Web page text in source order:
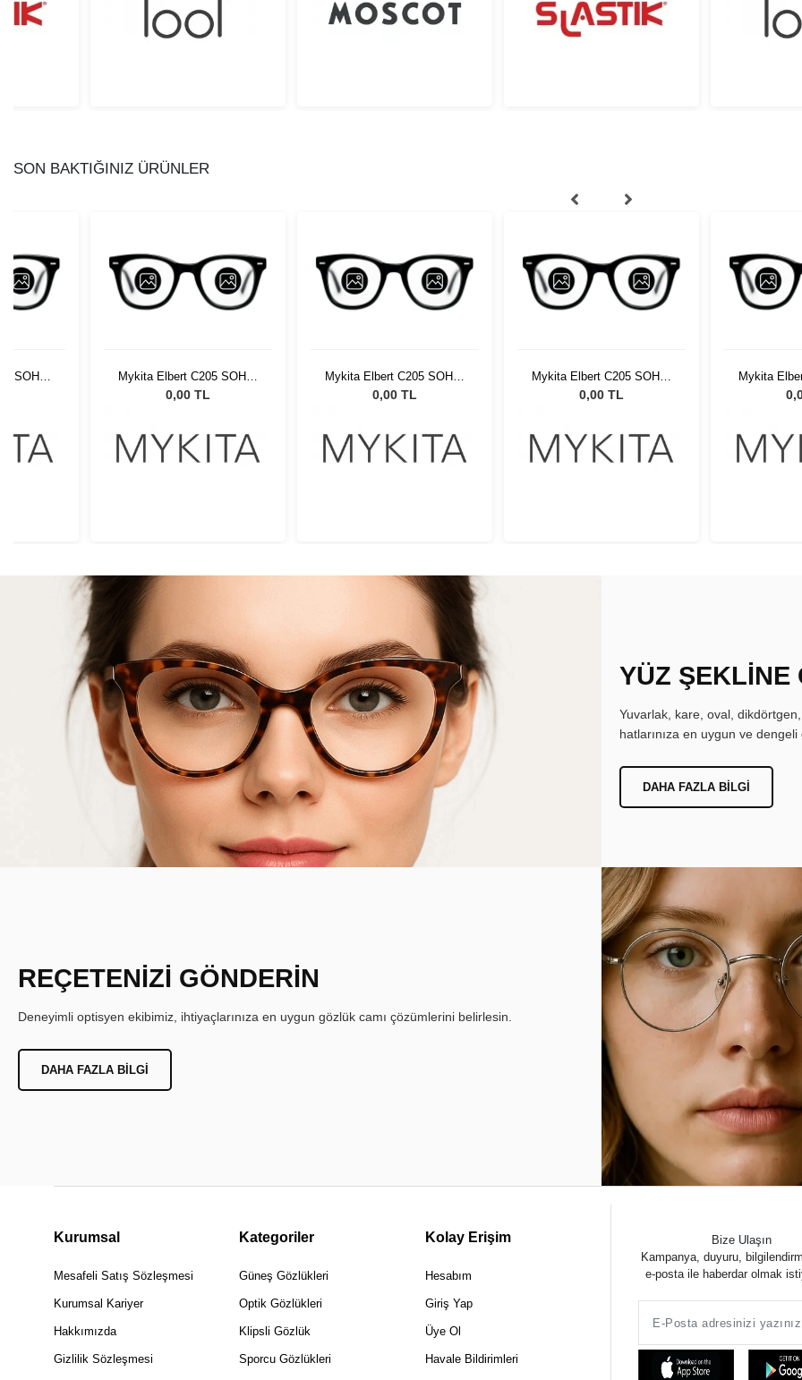
SON BAKTIĞINIZ ÜRÜNLER
SOHA-
Mykita Elbert C205 SOHA-
SGP265
0,00 TL
Mykita Elbert C205 SOHA-
SGP265
0,00 TL
Mykita Elbert C205 SOHA-
SGP265
0,00 TL
Mykita
YÜZ ŞEKLİNE
Yuvarlak, kare, oval,
hatlarınıza en uygun ve
DAHA FAZLA BILGI
REÇETENİZİ GÖNDERİN
Deneyimli optisyen ekibimiz, ihtiyaçlarınıza en uygun gözlük camı çözümlerini belirlesin.
DAHA FAZLA BILGI
Kurumsal
Mesafeli Satış Sözleşmesi
Kurumsal Kariyer
Hakkımızda
Gizlilik Sözleşmesi
Kategoriler
Güneş Gözlükleri
Optik Gözlükleri
Klipsli Gözlük
Sporcu Gözlükleri
Kolay Erişim
Hesabım
Giriş Yap
Üye Ol
Havale Bildirimleri
Bize Ulaşın
Kampanya, duyuru,
e-posta ile haberdar olmak